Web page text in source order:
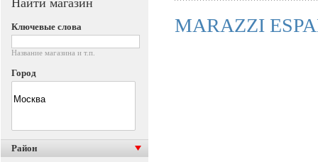
MARAZZI
Найти магазин
Ключевые слова
Название магазина и т.п.
Город
Район